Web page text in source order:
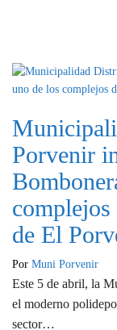
Porvenir
complejos
de El
Por Muni Porvenir
Este 5 de abril, la
el moderno
sector…